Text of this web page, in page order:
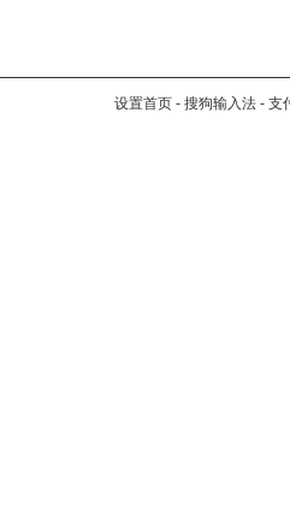
设置首页 - 搜狗输入法 - 支